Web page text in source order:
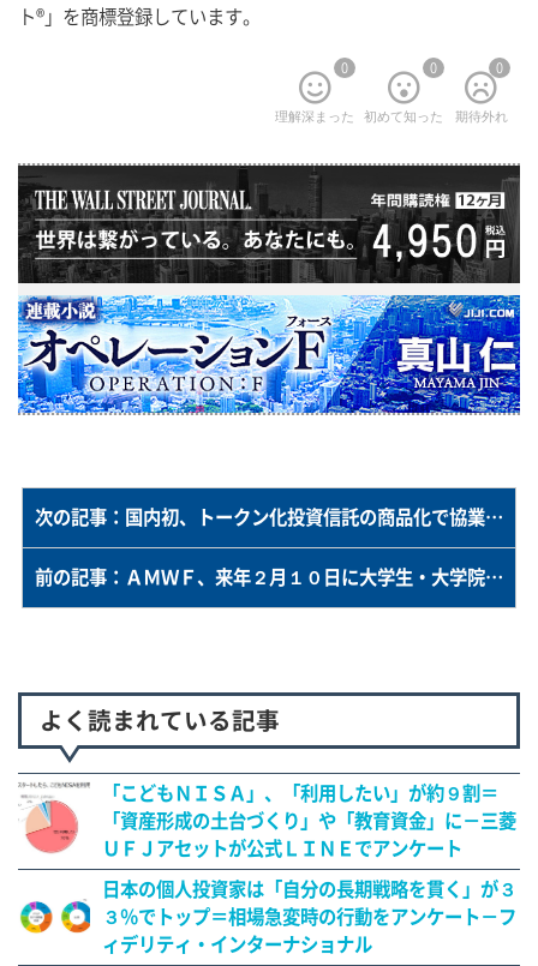
ト®」を商標登録しています。
0
理解深まった
0
初めて知った
0
期待外れ
次の記事：国内初、トークン化投資信託の商品化で協業開始＝２０２６年に「円建てＴＭＭＦ」を機関投資家へ－三菱ＵＦＪアセットなど３社とProgmat,Inc.
前の記事：ＡＭＷＦ、来年２月１０日に大学生・大学院生向けイベントを開催＝資産運用業界で働く社員が、資産運用や業界の魅力を紹介
よく読まれている記事
「こどもＮＩＳＡ」、「利用したい」が約９割＝
「資産形成の土台づくり」や「教育資金」に－三菱
ＵＦＪアセットが公式ＬＩＮＥでアンケート
日本の個人投資家は「自分の長期戦略を貫く」が３
３％でトップ＝相場急変時の行動をアンケート－フ
ィデリティ・インターナショナル